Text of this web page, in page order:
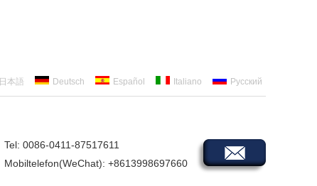
日本語 Deutsch Español Italiano Русский
Tel: 0086-0411-87517611
Mobiltelefon(WeChat): +8613998697660